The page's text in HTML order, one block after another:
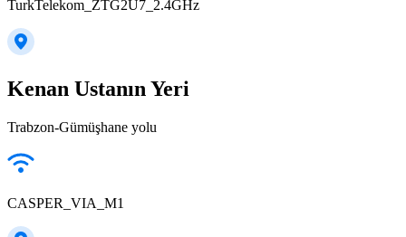
TurkTelekom_ZTG2U7_2.4GHz
Kenan Ustanın Yeri
Trabzon-Gümüşhane yolu
CASPER_VIA_M1